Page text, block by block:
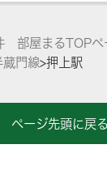
部屋まるTOPペ
門線>押上駅
ページ先頭に戻る